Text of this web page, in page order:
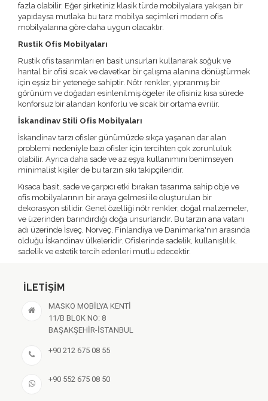
fazla olabilir. Eğer şirketiniz klasik türde mobilyalara yakışan bir
yapıdaysa mutlaka bu tarz mobilya seçimleri modern ofis
mobilyalarına göre daha uygun olacaktır.
Rustik Ofis Mobilyaları
Rustik ofis tasarımları en basit unsurları kullanarak soğuk ve
hantal bir ofisi sıcak ve davetkar bir çalışma alanına dönüştürmek
için eşsiz bir yeteneğe sahiptir. Nötr renkler, yıpranmış bir
görünüm ve doğadan esinlenilmiş ögeler ile ofisiniz kısa sürede
konforsuz bir alandan konforlu ve sıcak bir ortama evrilir.
İskandinav Stili Ofis Mobilyaları
İskandinav tarzı ofisler günümüzde sıkça yaşanan dar alan
problemi nedeniyle bazı ofisler için tercihten çok zorunluluk
olabilir. Ayrıca daha sade ve az eşya kullanımını benimseyen
minimalist kişiler de bu tarzın sıkı takipçileridir.
Kısaca basit, sade ve çarpıcı etki bırakan tasarıma sahip obje ve
ofis mobilyalarının bir araya gelmesi ile oluşturulan bir
dekorasyon stilidir. Genel özelliği nötr renkler, doğal malzemeler,
ve üzerinden barındırdığı doğa unsurlarıdır. Bu tarzın ana vatanı
adı üzerinde İsveç, Norveç, Finlandiya ve Danimarka'nın arasında
olduğu İskandinav ülkeleridir. Ofislerinde sadelik, kullanışlılık,
sadelik ve estetik tercih edenleri mutlu edecektir.
İLETIŞIM
MASKO MOBİLYA KENTİ
11/B BLOK NO: 8
BAŞAKŞEHİR-İSTANBUL
+90 212 675 08 55
+90 552 675 08 50